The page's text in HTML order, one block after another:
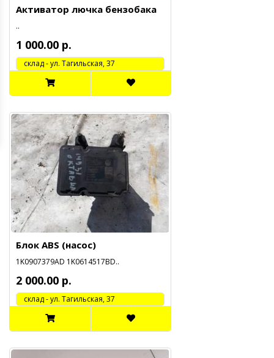
Активатор лючка бензобака
..
1 000.00 р.
cклад - ул. Тагильская, 37
Блок ABS (насос)
1K0907379AD 1K0614517BD..
2 000.00 р.
cклад - ул. Тагильская, 37